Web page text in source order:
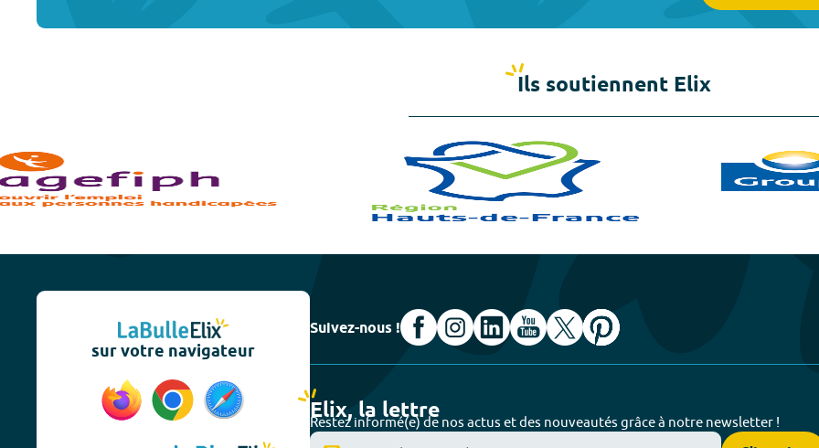
Ils soutiennent Elix
sur votre navigateur
Suivez-nous !
Elix, la lettre
Restez informé(e) de nos actus et des nouveautés grâce à notre newsletter !